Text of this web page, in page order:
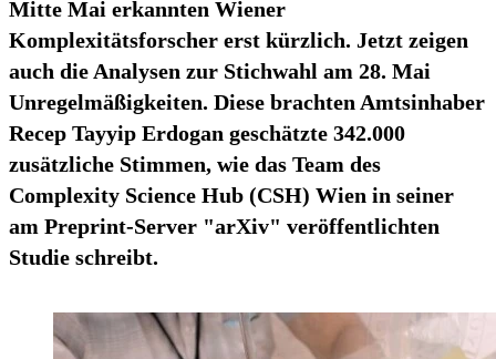
Mitte Mai erkannten Wiener
Komplexitätsforscher erst kürzlich. Jetzt zeigen
auch die Analysen zur Stichwahl am 28. Mai
Unregelmäßigkeiten. Diese brachten Amtsinhaber
Recep Tayyip Erdogan geschätzte 342.000
zusätzliche Stimmen, wie das Team des
Complexity Science Hub (CSH) Wien in seiner
am Preprint-Server "arXiv" veröffentlichten
Studie schreibt.